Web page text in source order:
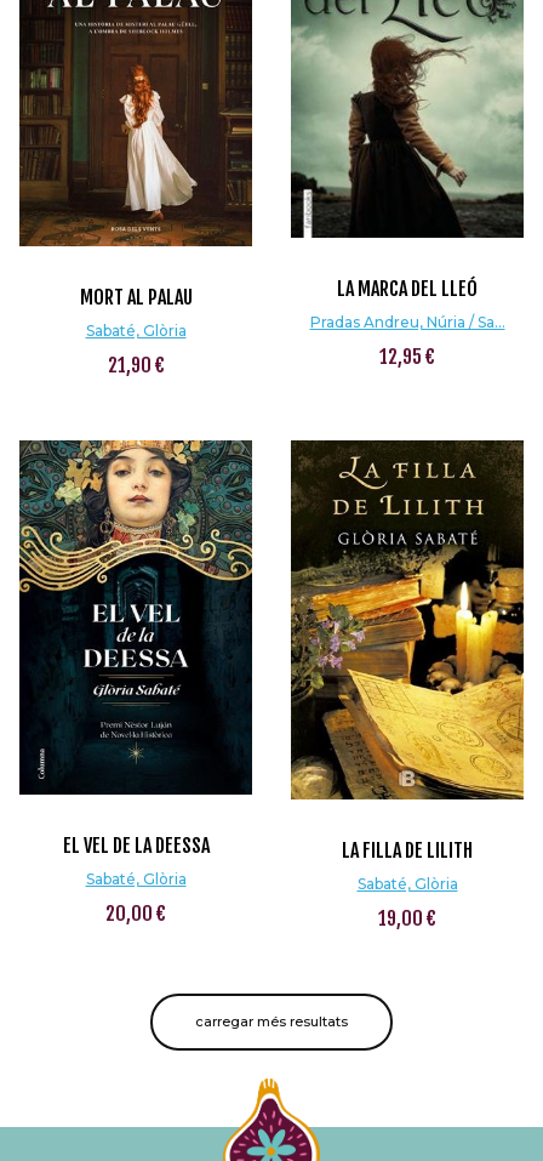
MORT AL PALAU
Sabaté, Glòria
21,90 €
LA MARCA DEL LLEÓ
Pradas Andreu, Núria / Sa...
12,95 €
EL VEL DE LA DEESSA
Sabaté, Glòria
20,00 €
LA FILLA DE LILITH
Sabaté, Glòria
19,00 €
carregar més resultats